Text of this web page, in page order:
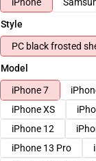
Style
PC black frosted
Model
iPhone 7
iPhone XS
iPhone 12
iPhone 13 Pro